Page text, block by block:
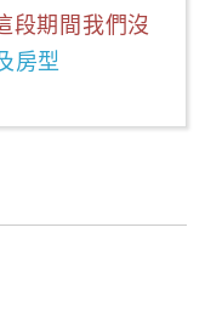
段期間我們沒
房型